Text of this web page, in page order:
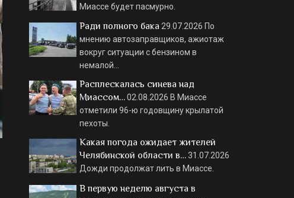
Миассе будет пасмурно.
Ради полного бака 29.07.2026 По
мнению автозаправщиков, ажиотаж
вокруг ситуации с бензином в
немалой…
Расплескалась синева над
Миассом…02.08.2026 В Миассе
отметили 96-ю годовщину крылатой
пехоты.
Какая погода ожидает жителей
Челябинской области в…31.07.2026
Дожди продолжат лить в Миассе.
В первую неделю августа в